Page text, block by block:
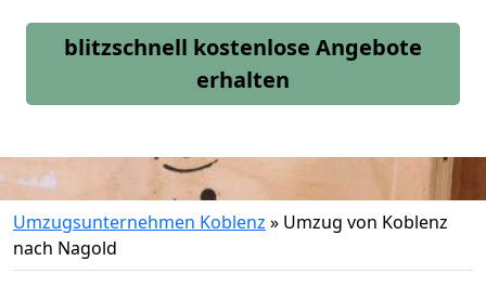
blitzschnell kostenlose Angebote
erhalten
Umzugsunternehmen Koblenz » Umzug von Koblenz
nach Nagold